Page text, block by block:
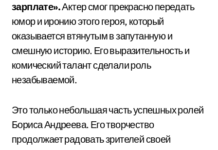
зарплате».Актер смог прекрасно передать
юмор и иронию этого героя, который
оказывается втянутым в запутанную и
смешную историю. Его выразительность и
комический талант сделали роль
незабываемой.
Это только небольшая часть успешных ролей
Бориса Андреева. Его творчество
продолжает радовать зрителей своей